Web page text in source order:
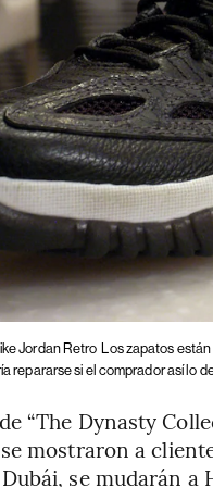
Jordan Retro Los zapatos
repararse si el comprador así lo
“The Dynasty
mostraron a
se mudarán